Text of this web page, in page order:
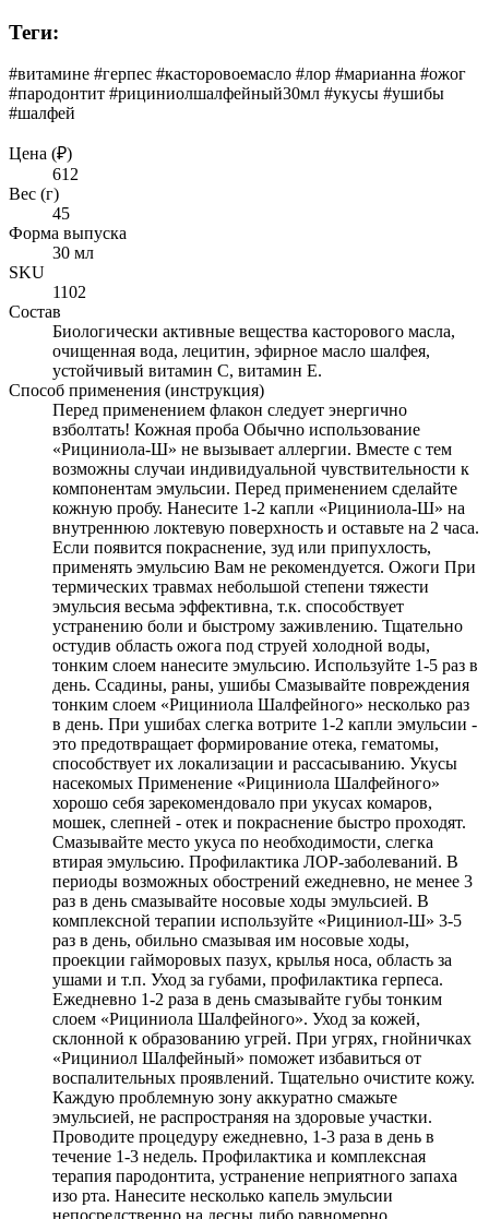
Теги:
#витаминe #герпес #касторовоемасло #лор #марианна #ожог
#пародонтит #рициниолшалфейный30мл #укусы #ушибы
#шалфей
Цена (₽)
612
Вес (г)
45
Форма выпуска
30 мл
SKU
1102
Состав
Биологически активные вещества касторового масла,
очищенная вода, лецитин, эфирное масло шалфея,
устойчивый витамин C, витамин Е.
Способ применения (инструкция)
Перед применением флакон следует энергично
взболтать! Кожная проба Обычно использование
«Рициниола-Ш» не вызывает аллергии. Вместе с тем
возможны случаи индивидуальной чувствительности к
компонентам эмульсии. Перед применением сделайте
кожную пробу. Нанесите 1-2 капли «Рициниола-Ш» на
внутреннюю локтевую поверхность и оставьте на 2 часа.
Если появится покраснение, зуд или припухлость,
применять эмульсию Вам не рекомендуется. Ожоги При
термических травмах небольшой степени тяжести
эмульсия весьма эффективна, т.к. способствует
устранению боли и быстрому заживлению. Тщательно
остудив область ожога под струей холодной воды,
тонким слоем нанесите эмульсию. Используйте 1-5 раз в
день. Ссадины, раны, ушибы Смазывайте повреждения
тонким слоем «Рициниола Шалфейного» несколько раз
в день. При ушибах слегка вотрите 1-2 капли эмульсии -
это предотвращает формирование отека, гематомы,
способствует их локализации и рассасыванию. Укусы
насекомых Применение «Рициниола Шалфейного»
хорошо себя зарекомендовало при укусах комаров,
мошек, слепней - отек и покраснение быстро проходят.
Смазывайте место укуса по необходимости, слегка
втирая эмульсию. Профилактика ЛОР-заболеваний. В
периоды возможных обострений ежедневно, не менее 3
раз в день смазывайте носовые ходы эмульсией. В
комплексной терапии используйте «Рициниол-Ш» 3-5
раз в день, обильно смазывая им носовые ходы,
проекции гайморовых пазух, крылья носа, область за
ушами и т.п. Уход за губами, профилактика герпеса.
Ежедневно 1-2 раза в день смазывайте губы тонким
слоем «Рициниола Шалфейного». Уход за кожей,
склонной к образованию угрей. При угрях, гнойничках
«Рициниол Шалфейный» поможет избавиться от
воспалительных проявлений. Тщательно очистите кожу.
Каждую проблемную зону аккуратно смажьте
эмульсией, не распространяя на здоровые участки.
Проводите процедуру ежедневно, 1-3 раза в день в
течение 1-3 недель. Профилактика и комплексная
терапия пародонтита, устранение неприятного запаха
изо рта. Нанесите несколько капель эмульсии